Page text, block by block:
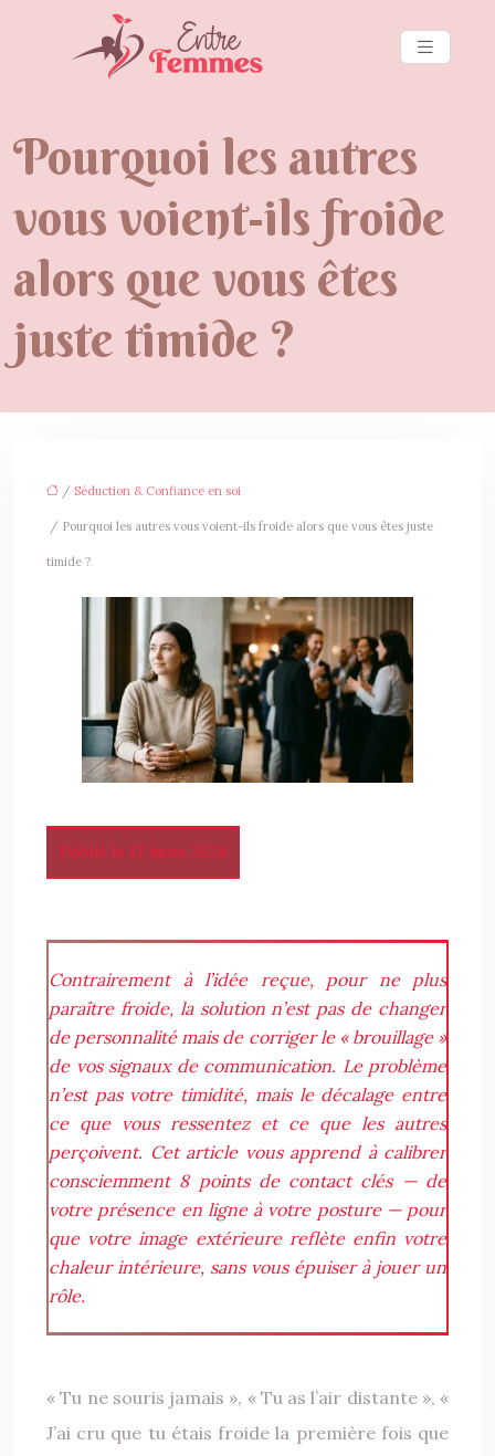
Pourquoi les autres
vous voient-ils froide
alors que vous êtes
juste timide ?
/ Séduction & Confiance en soi
/ Pourquoi les autres vous voient-ils froide alors que vous êtes juste
timide ?
Publié le 12 mars 2024
Contrairement à l’idée reçue, pour ne plus
paraître froide, la solution n’est pas de changer
de personnalité mais de corriger le « brouillage »
de vos signaux de communication. Le problème
n’est pas votre timidité, mais le décalage entre
ce que vous ressentez et ce que les autres
perçoivent. Cet article vous apprend à calibrer
consciemment 8 points de contact clés — de
votre présence en ligne à votre posture — pour
que votre image extérieure reflète enfin votre
chaleur intérieure, sans vous épuiser à jouer un
rôle.
« Tu ne souris jamais », « Tu as l’air distante », «
J’ai cru que tu étais froide la première fois que